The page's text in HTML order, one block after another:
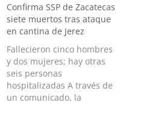
táctica y siglas de un
grupo criminal fueron
asesinados a balazos y
encontrados la mañana de
este domingo en la
comunidad de Los Juárez,
en el municipio de Jerez,
Zacatecas. El hallazgo…
Confirma SSP de Zacatecas
siete muertos tras ataque
en cantina de Jerez
Fallecieron cinco hombres
y dos mujeres; hay otras
seis personas
hospitalizadas A través de
un comunicado, la